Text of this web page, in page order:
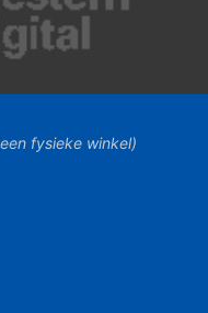
fysieke winkel)